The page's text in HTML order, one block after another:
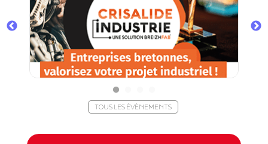
TOUS LES ÉVÈNEMENTS